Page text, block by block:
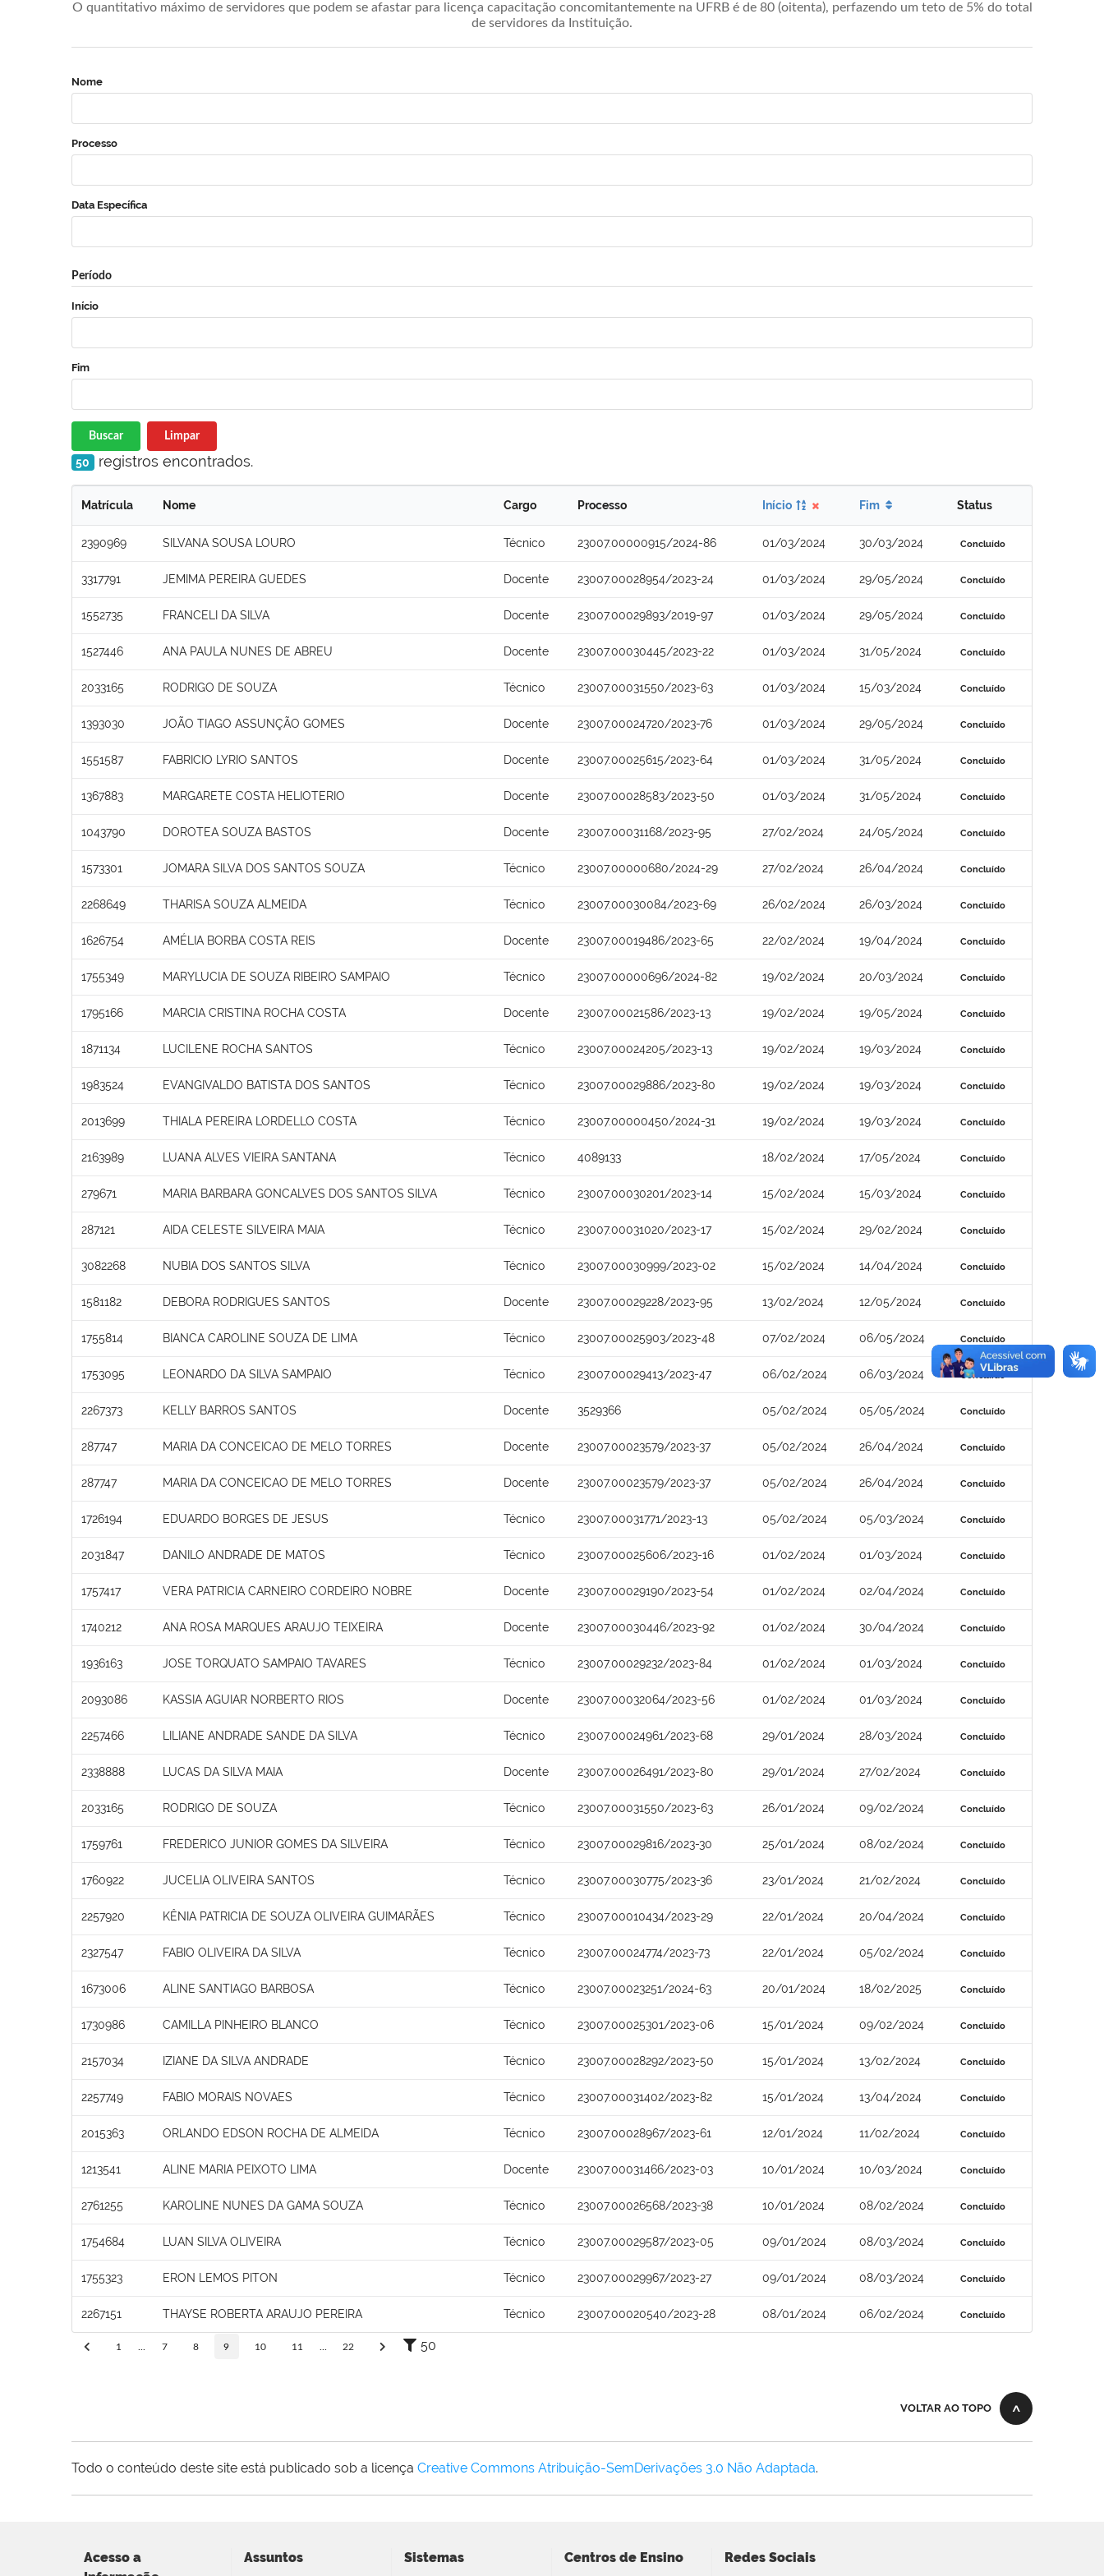
O quantitativo máximo de servidores que podem se afastar para licença capacitação concomitantemente na UFRB é de 80 (oitenta), perfazendo um teto de 5% do total
de servidores da Instituição.
Nome
Processo
Data Específica
Período
Início
Fim
Buscar Limpar
50 registros encontrados.
Matrícula Nome Cargo Processo Início Fim Status
2390969 SILVANA SOUSA LOURO Técnico 23007.00000915/2024-86 01/03/2024 30/03/2024 Concluído
3317791 JEMIMA PEREIRA GUEDES Docente 23007.00028954/2023-24 01/03/2024 29/05/2024 Concluído
1552735 FRANCELI DA SILVA Docente 23007.00029893/2019-97 01/03/2024 29/05/2024 Concluído
1527446 ANA PAULA NUNES DE ABREU Docente 23007.00030445/2023-22 01/03/2024 31/05/2024 Concluído
2033165 RODRIGO DE SOUZA Técnico 23007.00031550/2023-63 01/03/2024 15/03/2024 Concluído
1393030 JOÃO TIAGO ASSUNÇÃO GOMES Docente 23007.00024720/2023-76 01/03/2024 29/05/2024 Concluído
1551587 FABRICIO LYRIO SANTOS Docente 23007.00025615/2023-64 01/03/2024 31/05/2024 Concluído
1367883 MARGARETE COSTA HELIOTERIO Docente 23007.00028583/2023-50 01/03/2024 31/05/2024 Concluído
1043790 DOROTEA SOUZA BASTOS Docente 23007.00031168/2023-95 27/02/2024 24/05/2024 Concluído
1573301 JOMARA SILVA DOS SANTOS SOUZA Técnico 23007.00000680/2024-29 27/02/2024 26/04/2024 Concluído
2268649 THARISA SOUZA ALMEIDA Técnico 23007.00030084/2023-69 26/02/2024 26/03/2024 Concluído
1626754 AMÉLIA BORBA COSTA REIS Docente 23007.00019486/2023-65 22/02/2024 19/04/2024 Concluído
1755349 MARYLUCIA DE SOUZA RIBEIRO SAMPAIO Técnico 23007.00000696/2024-82 19/02/2024 20/03/2024 Concluído
1795166 MARCIA CRISTINA ROCHA COSTA Docente 23007.00021586/2023-13 19/02/2024 19/05/2024 Concluído
1871134 LUCILENE ROCHA SANTOS Técnico 23007.00024205/2023-13 19/02/2024 19/03/2024 Concluído
1983524 EVANGIVALDO BATISTA DOS SANTOS Técnico 23007.00029886/2023-80 19/02/2024 19/03/2024 Concluído
2013699 THIALA PEREIRA LORDELLO COSTA Técnico 23007.00000450/2024-31 19/02/2024 19/03/2024 Concluído
2163989 LUANA ALVES VIEIRA SANTANA Técnico 4089133 18/02/2024 17/05/2024 Concluído
279671 MARIA BARBARA GONCALVES DOS SANTOS SILVA Técnico 23007.00030201/2023-14 15/02/2024 15/03/2024 Concluído
287121 AIDA CELESTE SILVEIRA MAIA Técnico 23007.00031020/2023-17 15/02/2024 29/02/2024 Concluído
3082268 NUBIA DOS SANTOS SILVA Técnico 23007.00030999/2023-02 15/02/2024 14/04/2024 Concluído
1581182 DEBORA RODRIGUES SANTOS Docente 23007.00029228/2023-95 13/02/2024 12/05/2024 Concluído
1755814 BIANCA CAROLINE SOUZA DE LIMA Técnico 23007.00025903/2023-48 07/02/2024 06/05/2024 Concluído
1753095 LEONARDO DA SILVA SAMPAIO Técnico 23007.00029413/2023-47 06/02/2024 06/03/2024 Concluído
2267373 KELLY BARROS SANTOS Docente 3529366 05/02/2024 05/05/2024 Concluído
287747 MARIA DA CONCEICAO DE MELO TORRES Docente 23007.00023579/2023-37 05/02/2024 26/04/2024 Concluído
287747 MARIA DA CONCEICAO DE MELO TORRES Docente 23007.00023579/2023-37 05/02/2024 26/04/2024 Concluído
1726194 EDUARDO BORGES DE JESUS Técnico 23007.00031771/2023-13 05/02/2024 05/03/2024 Concluído
2031847 DANILO ANDRADE DE MATOS Técnico 23007.00025606/2023-16 01/02/2024 01/03/2024 Concluído
1757417 VERA PATRICIA CARNEIRO CORDEIRO NOBRE Docente 23007.00029190/2023-54 01/02/2024 02/04/2024 Concluído
1740212 ANA ROSA MARQUES ARAUJO TEIXEIRA Docente 23007.00030446/2023-92 01/02/2024 30/04/2024 Concluído
1936163 JOSE TORQUATO SAMPAIO TAVARES Técnico 23007.00029232/2023-84 01/02/2024 01/03/2024 Concluído
2093086 KASSIA AGUIAR NORBERTO RIOS Docente 23007.00032064/2023-56 01/02/2024 01/03/2024 Concluído
2257466 LILIANE ANDRADE SANDE DA SILVA Técnico 23007.00024961/2023-68 29/01/2024 28/03/2024 Concluído
2338888 LUCAS DA SILVA MAIA Docente 23007.00026491/2023-80 29/01/2024 27/02/2024 Concluído
2033165 RODRIGO DE SOUZA Técnico 23007.00031550/2023-63 26/01/2024 09/02/2024 Concluído
1759761 FREDERICO JUNIOR GOMES DA SILVEIRA Técnico 23007.00029816/2023-30 25/01/2024 08/02/2024 Concluído
1760922 JUCELIA OLIVEIRA SANTOS Técnico 23007.00030775/2023-36 23/01/2024 21/02/2024 Concluído
2257920 KÊNIA PATRICIA DE SOUZA OLIVEIRA GUIMARÃES Técnico 23007.00010434/2023-29 22/01/2024 20/04/2024 Concluído
2327547 FABIO OLIVEIRA DA SILVA Técnico 23007.00024774/2023-73 22/01/2024 05/02/2024 Concluído
1673006 ALINE SANTIAGO BARBOSA Técnico 23007.00023251/2024-63 20/01/2024 18/02/2025 Concluído
1730986 CAMILLA PINHEIRO BLANCO Técnico 23007.00025301/2023-06 15/01/2024 09/02/2024 Concluído
2157034 IZIANE DA SILVA ANDRADE Técnico 23007.00028292/2023-50 15/01/2024 13/02/2024 Concluído
2257749 FABIO MORAIS NOVAES Técnico 23007.00031402/2023-82 15/01/2024 13/04/2024 Concluído
2015363 ORLANDO EDSON ROCHA DE ALMEIDA Técnico 23007.00028967/2023-61 12/01/2024 11/02/2024 Concluído
1213541 ALINE MARIA PEIXOTO LIMA Docente 23007.00031466/2023-03 10/01/2024 10/03/2024 Concluído
2761255 KAROLINE NUNES DA GAMA SOUZA Técnico 23007.00026568/2023-38 10/01/2024 08/02/2024 Concluído
1754684 LUAN SILVA OLIVEIRA Técnico 23007.00029587/2023-05 09/01/2024 08/03/2024 Concluído
1755323 ERON LEMOS PITON Técnico 23007.00029967/2023-27 09/01/2024 08/03/2024 Concluído
2267151 THAYSE ROBERTA ARAUJO PEREIRA Técnico 23007.00020540/2023-28 08/01/2024 06/02/2024 Concluído
1 7 8 9 10 11 22 50
VOLTAR AO TOPO
Todo o conteúdo deste site está publicado sob a licença Creative Commons Atribuição-SemDerivações 3.0 Não Adaptada.
Acesso a
Assuntos Sistemas Centros de Ensino Redes Sociais